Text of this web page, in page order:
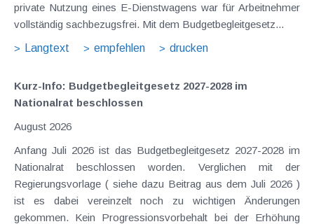
private Nutzung eines E-Dienstwagens war für Arbeitnehmer
vollständig sachbezugsfrei. Mit dem Budgetbegleitgesetz...
Langtext
empfehlen drucken
Kurz-Info: Budgetbegleitgesetz 2027-2028 im
Nationalrat beschlossen
August 2026
Anfang Juli 2026 ist das Budgetbegleitgesetz 2027-2028 im
Nationalrat beschlossen worden. Verglichen mit der
Regierungsvorlage ( siehe dazu Beitrag aus dem Juli 2026 )
ist es dabei vereinzelt noch zu wichtigen Änderungen
gekommen. Kein Progressionsvorbehalt bei der Erhöhung